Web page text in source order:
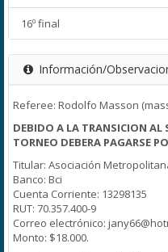
16º final
Información/
Referee: Rodolfo Masson
DEBIDO A LA TRANSICION AL
TORNEO DEBERA PAGARSE
Titular: Asociación
Banco: Bci
Cuenta Corriente: 13298135
RUT: 70.357.400-9
Correo electrónico:
Monto: $18.000.